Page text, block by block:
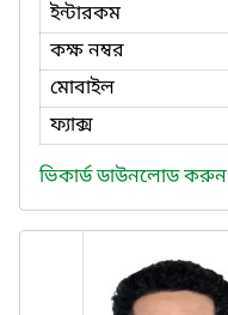
ইন্টারকম
কক্ষ নম্বর
মোবাইল
ফ্যাক্স
ভিকার্ড ডাউনলোড করুন